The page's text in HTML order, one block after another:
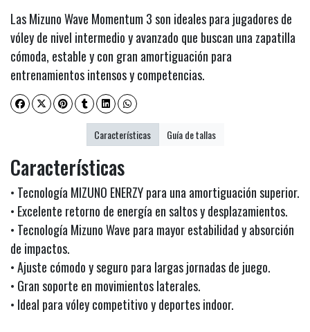
Las Mizuno Wave Momentum 3 son ideales para jugadores de
vóley de nivel intermedio y avanzado que buscan una zapatilla
cómoda, estable y con gran amortiguación para
entrenamientos intensos y competencias.
Características
• Tecnología MIZUNO ENERZY para una amortiguación superior.
• Excelente retorno de energía en saltos y desplazamientos.
• Tecnología Mizuno Wave para mayor estabilidad y absorción
de impactos.
• Ajuste cómodo y seguro para largas jornadas de juego.
• Gran soporte en movimientos laterales.
• Ideal para vóley competitivo y deportes indoor.
Características Guía de tallas